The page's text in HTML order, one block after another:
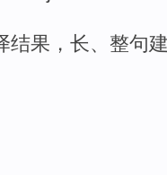
结果，长、整句